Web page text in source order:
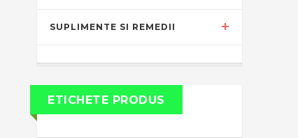
SUPLIMENTE SI REMEDII
ETICHETE PRODUS